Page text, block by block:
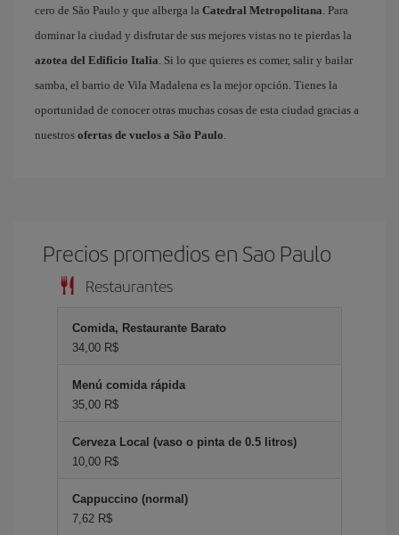
cero de São Paulo y que alberga la Catedral Metropolitana. Para
dominar la ciudad y disfrutar de sus mejores vistas no te pierdas la
azotea del Edificio Italia. Si lo que quieres es comer, salir y bailar
samba, el barrio de Vila Madalena es la mejor opción. Tienes la
oportunidad de conocer otras muchas cosas de esta ciudad gracias a
nuestros ofertas de vuelos a São Paulo.
Precios promedios en Sao Paulo
Restaurantes
Comida, Restaurante Barato
34,00 R$
Menú comida rápida
35,00 R$
Cerveza Local (vaso o pinta de 0.5 litros)
10,00 R$
Cappuccino (normal)
7,62 R$